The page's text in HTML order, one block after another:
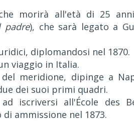
morirà all'età di 25
padre), che sarà legato a
diplomandosi nel 1870.
viaggio in Italia.
meridione, dipinge a
dei suoi primi quadri.
iscriversi all'École des
ammissione nel 1873.